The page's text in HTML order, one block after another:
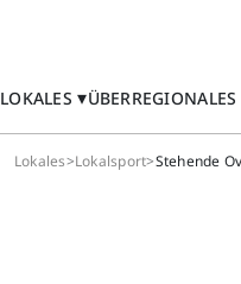
LOKALES ÜBERREGIONALES
Lokales>Lokalsport>Stehende